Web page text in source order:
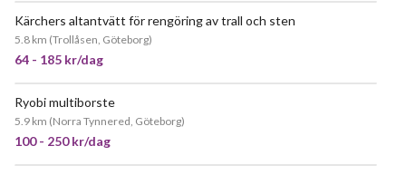
JÄTTEPOPULÄR
Kärchers altantvätt för rengöring av trall och sten
5.8 km (Trollåsen, Göteborg)
64 - 185 kr/dag
Ryobi multiborste
5.9 km (Norra Tynnered, Göteborg)
100 - 250 kr/dag